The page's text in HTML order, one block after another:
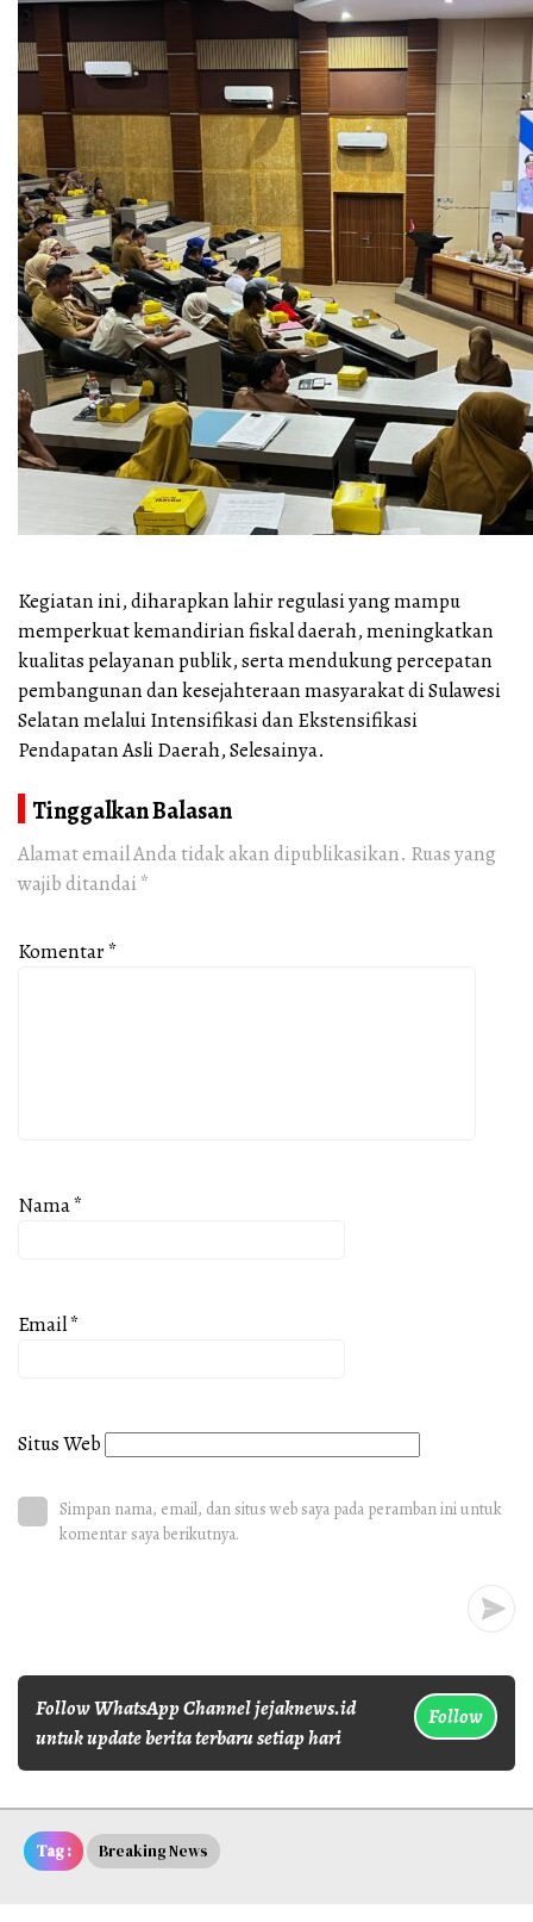
Kegiatan ini, diharapkan lahir regulasi yang mampu
memperkuat kemandirian fiskal daerah, meningkatkan
kualitas pelayanan publik, serta mendukung percepatan
pembangunan dan kesejahteraan masyarakat di Sulawesi
Selatan melalui Intensifikasi dan Ekstensifikasi
Pendapatan Asli Daerah, Selesainya.
Tinggalkan Balasan
Alamat email Anda tidak akan dipublikasikan. Ruas yang
wajib ditandai *
Komentar*
Nama*
Email*
Situs Web
Simpan nama, email, dan situs web saya pada peramban ini untuk
komentar saya berikutnya.
Follow WhatsApp Channel jejaknews.id
untuk update berita terbaru setiap hari
Follow
Tag : Breaking News